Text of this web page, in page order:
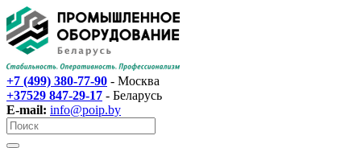
+7 (499) 380-77-90 - Москва
+37529 847-29-17‬ - Беларусь
E-mail: info@poip.by